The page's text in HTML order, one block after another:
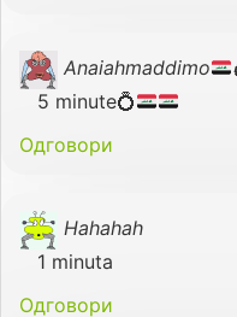
Anaiahmaddimo
5 minute💍
Одговори
Hahahah
1 minuta
Одговори